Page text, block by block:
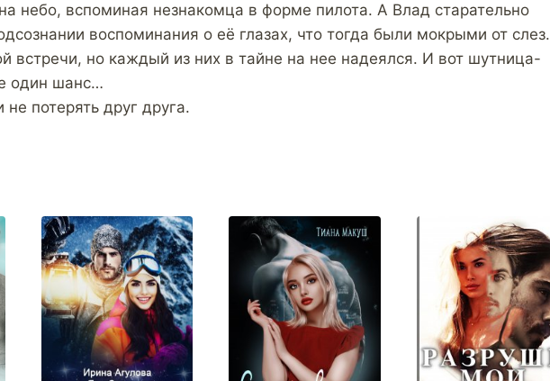
небо, вспоминая незнакомца в форме пилота. А Влад старательно
воспоминания о её глазах, что тогда были мокрыми от слез.
встречи, но каждый из них в тайне на нее надеялся. И вот шутница-
один шанс…
потерять друг друга.